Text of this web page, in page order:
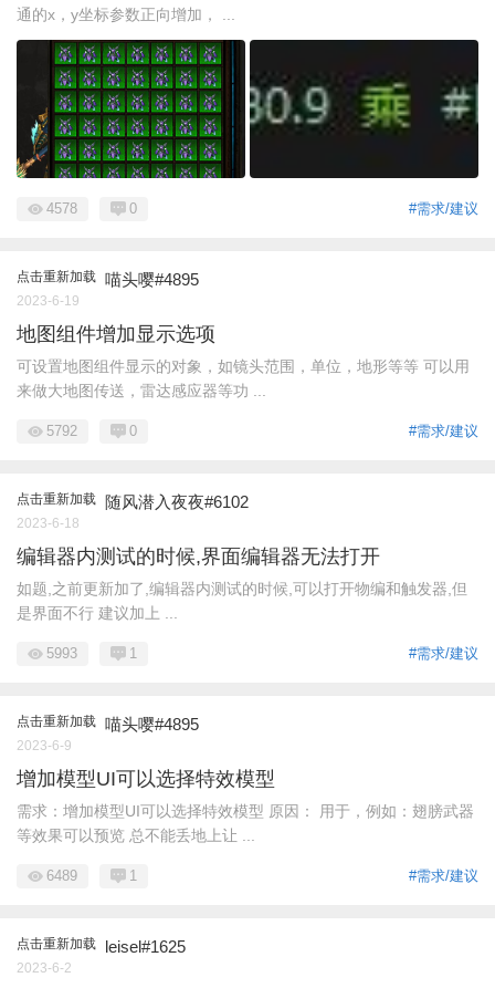
通的x，y坐标参数正向增加， ...
#需求/建议
4578 0
点击重新加载 喵头嘤#4895
2023-6-19
地图组件增加显示选项
可设置地图组件显示的对象，如镜头范围，单位，地形等等 可以用
来做大地图传送，雷达感应器等功 ...
#需求/建议
5792 0
点击重新加载 随风潜入夜夜#6102
2023-6-18
编辑器内测试的时候,界面编辑器无法打开
如题,之前更新加了,编辑器内测试的时候,可以打开物编和触发器,但
是界面不行 建议加上 ...
#需求/建议
5993 1
点击重新加载 喵头嘤#4895
2023-6-9
增加模型UI可以选择特效模型
需求：增加模型UI可以选择特效模型 原因： 用于，例如：翅膀武器
等效果可以预览 总不能丢地上让 ...
#需求/建议
6489 1
点击重新加载 leisel#1625
2023-6-2